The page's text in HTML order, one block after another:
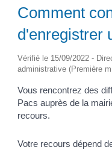
Comment
d'enregistrer
Vérifié le 15/09/2022 -
administrative (Première
Vous rencontrez des
Pacs auprès de la
recours.
Votre recours dépend